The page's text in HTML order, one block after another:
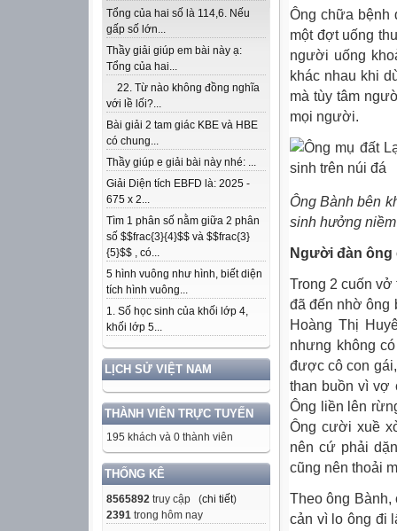
Tổng của hai số là 114,6. Nếu
gấp số lớn...
Thầy giải giúp em bài này ạ:
Tổng của hai...
22. Từ nào không đồng nghĩa
với lề lối?...
Bài giải 2 tam giác KBE và HBE
có chung...
Thầy giúp e giải bài này nhé: ...
Giải Diện tích EBFD là: 2025 -
675 x 2...
Tìm 1 phân số nằm giữa 2 phân
số $$frac{3}{4}$$ và $$frac{3}
{5}$$ , có...
5 hình vuông như hình, biết diện
tích hình vuông...
1. Số học sinh của khối lớp 4,
khối lớp 5...
LỊCH SỬ VIỆT NAM
THÀNH VIÊN TRỰC TUYẾN
195 khách và 0 thành viên
THỐNG KÊ
8565892 truy cập (chi tiết)
2391 trong hôm nay
Ông chữa bệnh
một đợt uống
người uống
khác nhau khi
mà tùy tâm
mọi người.
Ông Bành bên
sinh hưởng
Người đàn
Trong 2 cuốn
đã đến nhờ ông
Hoàng Thị
nhưng không
được cô con
than buồn vì vợ
Ông liền lên
Ông cười xuề
nên cứ phải
cũng nên thoải
Theo ông Bành,
cản vì lo ông đi